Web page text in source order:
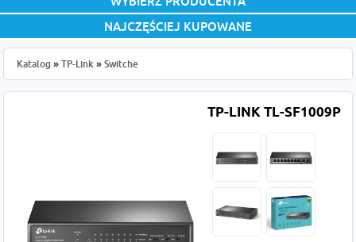
NAJCZĘŚCIEJ KUPOWANE
Katalog » TP-Link » Switche
TP-LINK TL-SF1009P